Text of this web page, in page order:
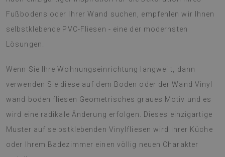
Fußbodens oder Ihrer Wand suchen, empfehlen wir Ihnen
selbstklebende PVC-Fliesen - eine der modernsten
Lösungen.
Wenn Sie Ihre Wohnungseinrichtung langweilt, dann
verwenden Sie diese auf dem Boden oder der Wand Vinyl
wand boden fliesen Geometrisches graues Motiv und es
wird eine radikale Änderung erfolgen. Dieses einzigartige
Muster auf selbstklebenden Vinylfliesen wird Ihrer Küche
oder Ihrem Badezimmer einen völlig neuen Charakter